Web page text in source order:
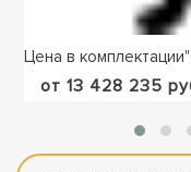
Цена в комплектации"
от 13 428 235